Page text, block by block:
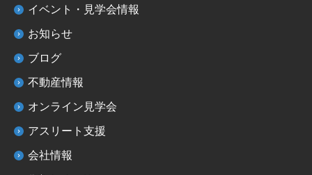
イベント・見学会情報
お知らせ
ブログ
不動産情報
オンライン見学会
アスリート支援
会社情報